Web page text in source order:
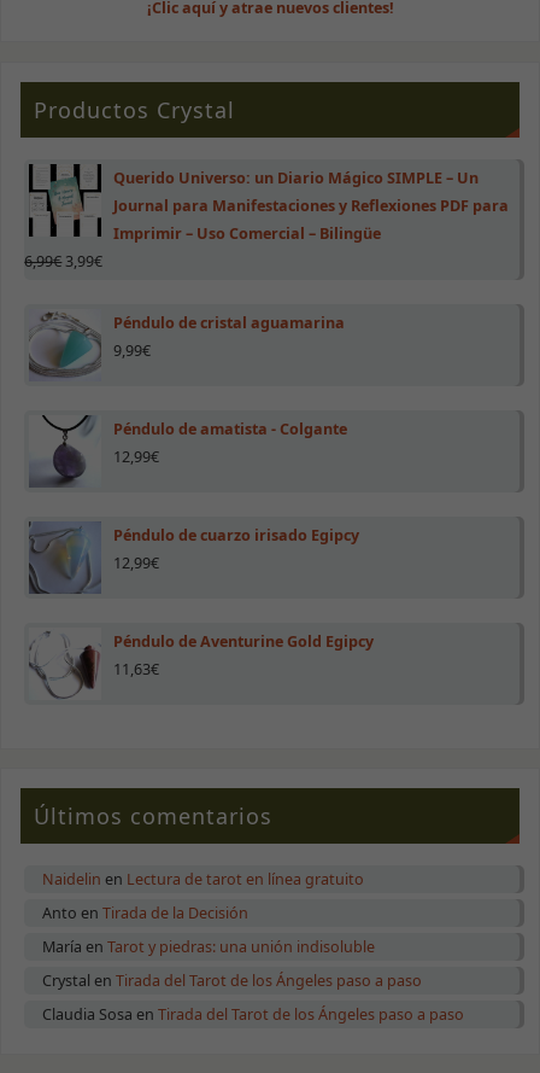
¡Clic aquí y atrae nuevos clientes!
Productos Crystal
Querido Universo: un Diario Mágico SIMPLE – Un
Journal para Manifestaciones y Reflexiones PDF para
Imprimir – Uso Comercial – Bilingüe
6,99€ 3,99€
Péndulo de cristal aguamarina
9,99€
Péndulo de amatista - Colgante
12,99€
Péndulo de cuarzo irisado Egipcy
12,99€
Péndulo de Aventurine Gold Egipcy
11,63€
Últimos comentarios
Naidelin en Lectura de tarot en línea gratuito
Anto enTirada de la Decisión
María enTarot y piedras: una unión indisoluble
Crystal enTirada del Tarot de los Ángeles paso a paso
Claudia Sosa enTirada del Tarot de los Ángeles paso a paso